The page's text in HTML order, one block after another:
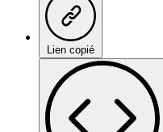
Lien copié